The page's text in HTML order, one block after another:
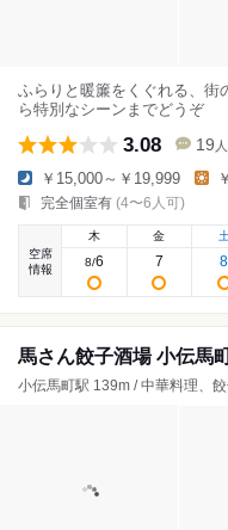
ふらりと暖簾をくぐれる、街
ら特別なシーンまでどうぞ
3.08 19 人
￥15,000～￥19,999
完全個室有 (4〜6人可)
空席
情報
木
8/6
金
7 8
馬さん餃子酒場 小伝馬
小伝馬町駅 139m / 中華料理、